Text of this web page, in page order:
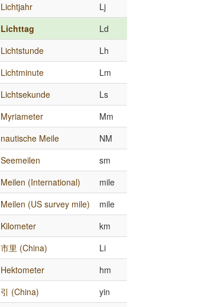
Lichtjahr
Lj
Lichttag
Ld
Lichtstunde
Lh
Lichtminute
Lm
Lichtsekunde
Ls
Myriameter
Mm
nautische Meile
NM
Seemeilen
sm
Meilen (International)
mile
Meilen (US survey mile)
mile
Kilometer
km
市里 (China)
Li
Hektometer
hm
引 (China)
yin